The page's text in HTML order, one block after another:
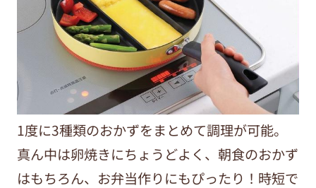
1度に3種類のおかずをまとめて調理が可能。
真ん中は卵焼きにちょうどよく、朝食のおかず
はもちろん、お弁当作りにもぴったり！時短で